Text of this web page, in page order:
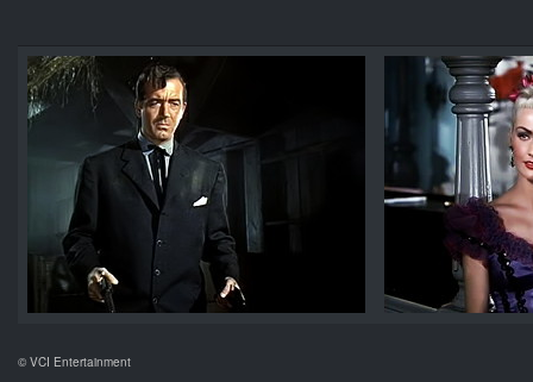
© VCI Entertainment